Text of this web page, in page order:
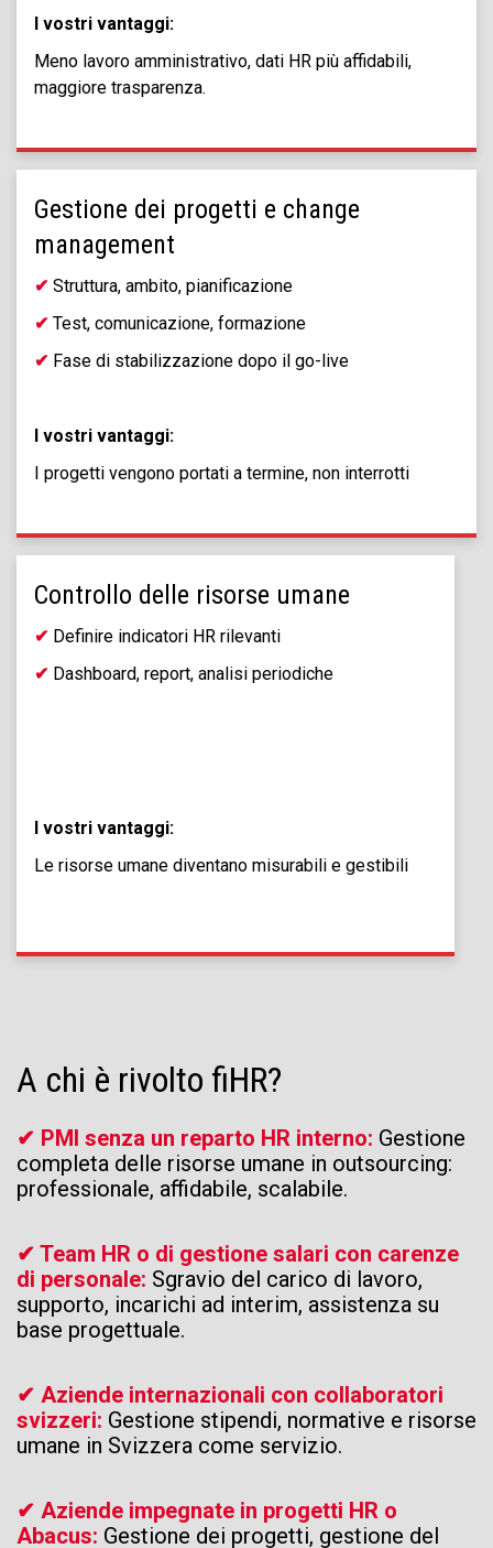
I vostri vantaggi:
Meno lavoro amministrativo, dati HR più affidabili,
maggiore trasparenza.
Gestione dei progetti e change
management
✔ Struttura, ambito, pianificazione
✔ Test, comunicazione, formazione
✔ Fase di stabilizzazione dopo il go-live
I vostri vantaggi:
I progetti vengono portati a termine, non interrotti
Controllo delle risorse umane
✔ Definire indicatori HR rilevanti
✔ Dashboard, report, analisi periodiche
I vostri vantaggi:
Le risorse umane diventano misurabili e gestibili
A chi è rivolto fiHR?
✔ PMI senza un reparto HR interno: Gestione
completa delle risorse umane in outsourcing:
professionale, affidabile, scalabile.
✔ Team HR o di gestione salari con carenze
di personale: Sgravio del carico di lavoro,
supporto, incarichi ad interim, assistenza su
base progettuale.
✔ Aziende internazionali con collaboratori
svizzeri: Gestione stipendi, normative e risorse
umane in Svizzera come servizio.
✔ Aziende impegnate in progetti HR o
Abacus: Gestione dei progetti, gestione del